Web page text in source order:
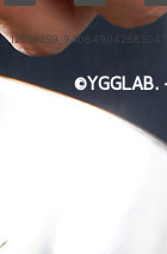
›
©YGGLAB.